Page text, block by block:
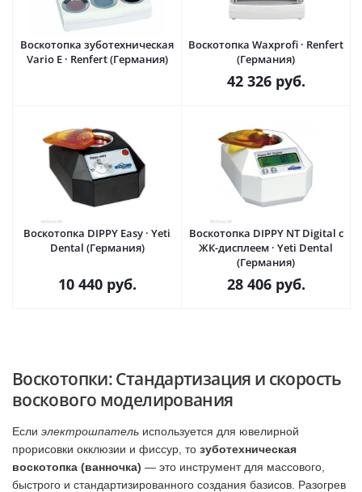
Воскотопка зуботехническая
Vario E · Renfert (Германия)
Воскотопка Waxprofi · Renfert
(Германия)
42 326руб.
Воскотопка DIPPY Easy · Yeti
Dental (Германия)
10 440руб.
Воскотопка DIPPY NT Digital с
ЖК-дисплеем · Yeti Dental
(Германия)
28 406руб.
Воскотопки: Стандартизация и скорость
воскового моделирования
Если электрошпатель используется для ювелирной
прорисовки окклюзии и фиссур, то зуботехническая
воскотопка (ванночка) — это инструмент для массового,
быстрого и стандартизированного создания базисов. Разогрев